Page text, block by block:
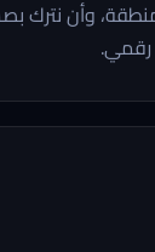
وأن نترك